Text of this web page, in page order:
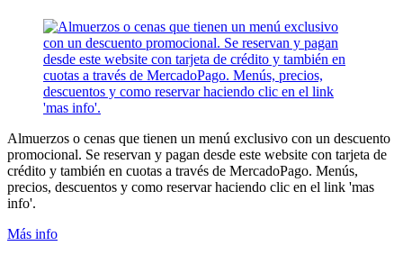
Almuerzos o cenas que tienen un menú exclusivo con un descuento
promocional. Se reservan y pagan desde este website con tarjeta de
crédito y también en cuotas a través de MercadoPago. Menús,
precios, descuentos y como reservar haciendo clic en el link 'mas
info'.
Más info